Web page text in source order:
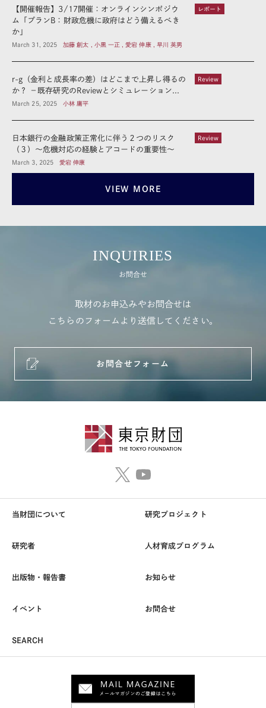
レポート
【開催報告】3/17開催：オンラインシンポジウ
ム「プランB：財政危機に政府はどう備えるべき
か」
March 31, 2025 加藤 創太 , 小黒 一正 , 愛宕 伸康 , 早川 英男
Review
r-g（金利と成長率の差）はどこまで上昇し得るの
か？ －既存研究のReviewとシミュレーション...
March 25, 2025 小林 庸平
Review
日本銀行の金融政策正常化に伴う２つのリスク
（３）～危機対応の経験とアコードの重要性～
March 3, 2025 愛宕 伸康
VIEW MORE
INQUIRIES
お問合せ
取材のお申込みやお問合せは
こちらのフォームより送信してください。
お問合せフォーム
当財団について 研究プロジェクト
研究者 人材育成プログラム
出版物・報告書 お知らせ
イベント お問合せ
SEARCH